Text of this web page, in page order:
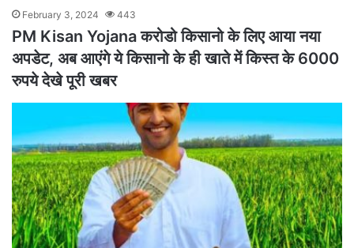
February 3, 2024 443
PM Kisan Yojana करोडो किसानो के लिए आया नया
अपडेट, अब आएंगे ये किसानो के ही खाते में किस्त के 6000
रुपये देखे पूरी खबर